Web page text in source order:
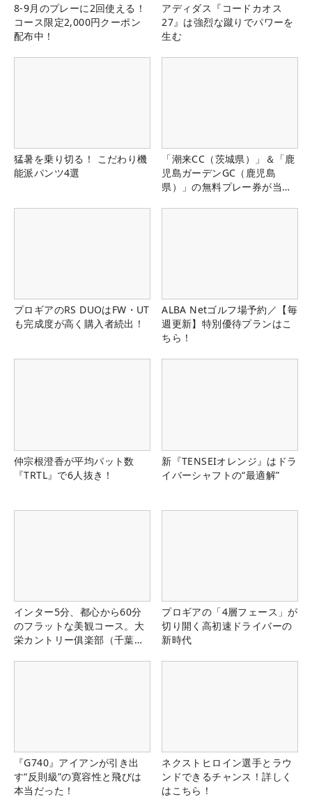
8-9月のプレーに2回使える！
コース限定2,000円クーポン
配布中！
アディダス『コードカオス
27』は強烈な蹴りでパワーを
生む
猛暑を乗り切る！ こだわり機
能派パンツ4選
「潮来CC（茨城県）」＆「鹿
児島ガーデンGC（鹿児島
県）」の無料プレー券が当た
プロギアのRS DUOはFW・UT
も完成度が高く購入者続出！
ALBA Netゴルフ場予約／【毎
週更新】特別優待プランはこ
ちら！
仲宗根澄香が平均パット数
『TRTL』で6人抜き！
新『TENSEIオレンジ』はドラ
イバーシャフトの“最適解”
インター5分、都心から60分
のフラットな美観コース。大
栄カントリー俱楽部（千葉
プロギアの「4層フェース」が
切り開く高初速ドライバーの
新時代
『G740』アイアンが引き出
す“反則級”の寛容性と飛びは
本当だった！
ネクストヒロイン選手とラウ
ンドできるチャンス！詳しく
はこちら！